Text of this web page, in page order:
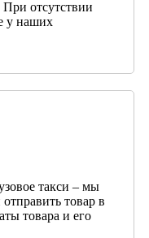
отсутствии
у наших
такси – мы
товар в
товара и его